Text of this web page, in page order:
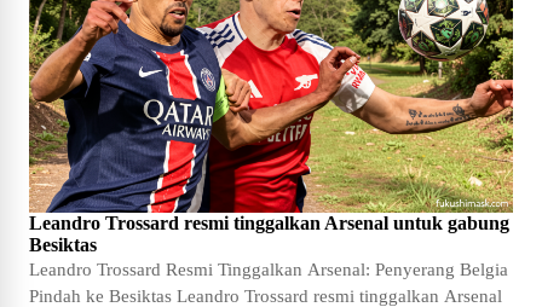
Leandro Trossard resmi tinggalkan Arsenal untuk gabung
Besiktas
Leandro Trossard Resmi Tinggalkan Arsenal: Penyerang Belgia
Pindah ke Besiktas Leandro Trossard resmi tinggalkan Arsenal